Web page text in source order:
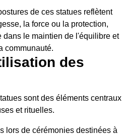
de ces statues reflètent
la force ou la protection,
dans le maintien de l'équilibre et
communauté.
des
sont des éléments centraux
et rituelles.
lors de cérémonies destinées à